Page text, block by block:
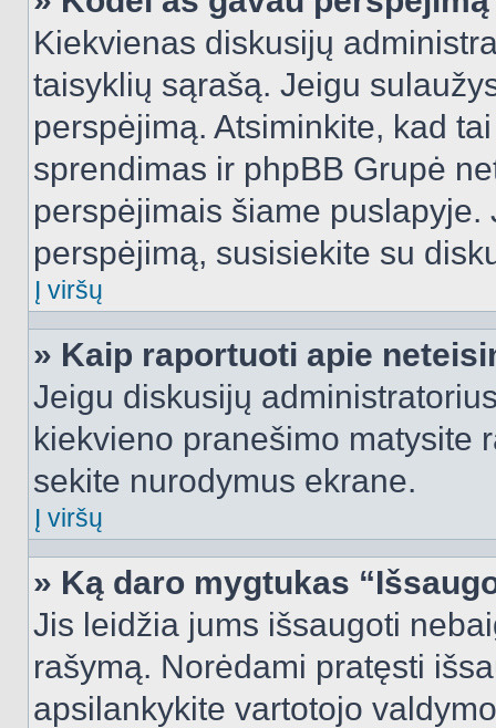
Kiekvienas diskusijų
taisyklių sąrašą. Jeigu
perspėjimą. Atsiminkite, kad
sprendimas ir phpBB Grupė
perspėjimais šiame
perspėjimą, susisiekite su
Į viršų
» Kaip raportuoti apie
Jeigu diskusijų
kiekvieno pranešimo matysite
sekite nurodymus ekrane.
Į viršų
» Ką daro mygtukas
Jis leidžia jums išsaugoti
rašymą. Norėdami pratęsti
apsilankykite vartotojo